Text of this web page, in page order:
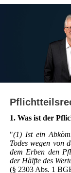
1. Was ist der
"(1) Ist ein
Todes wegen von
dem Erben den
der Hälfte des
(§ 2303 Abs. 1